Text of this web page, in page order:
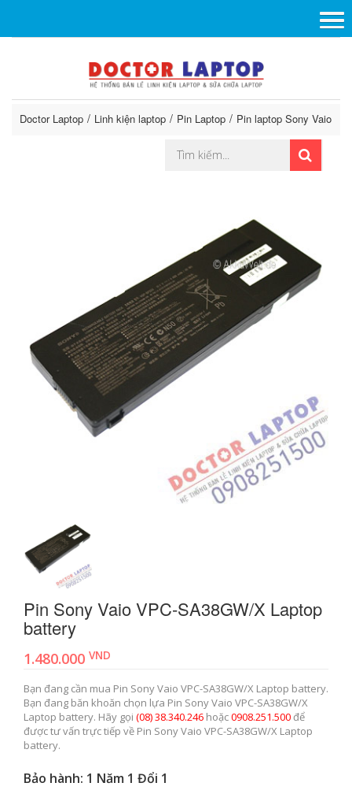
Doctor Laptop Linh kiện laptop Pin Laptop Pin laptop Sony Vaio
Pin Sony Vaio VPC-SA38GW/X Laptop
battery
1.480.000 VND
Bạn đang cần mua Pin Sony Vaio VPC-SA38GW/X Laptop battery.
Bạn đang băn khoăn chọn lựa Pin Sony Vaio VPC-SA38GW/X
Laptop battery. Hãy gọi (08) 38.340.246 hoặc0908.251.500để
được tư vấn trực tiếp về Pin Sony Vaio VPC-SA38GW/X Laptop
battery.
Bảo hành: 1 Năm 1 Đổi 1